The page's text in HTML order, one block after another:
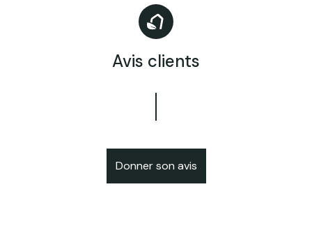
Avis clients
Donner son avis